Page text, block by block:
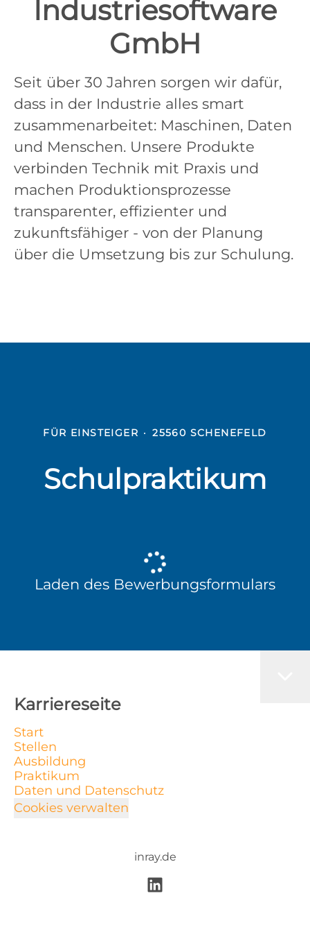
Industriesoftware
GmbH
Seit über 30 Jahren sorgen wir dafür,
dass in der Industrie alles smart
zusammenarbeitet: Maschinen, Daten
und Menschen. Unsere Produkte
verbinden Technik mit Praxis und
machen Produktionsprozesse
transparenter, effizienter und
zukunftsfähiger - von der Planung
über die Umsetzung bis zur Schulung.
FÜR EINSTEIGER · 25560 SCHENEFELD
Schulpraktikum
Laden des Bewerbungsformulars
Karriereseite
Start
Stellen
Ausbildung
Praktikum
Daten und Datenschutz
Cookies verwalten
inray.de